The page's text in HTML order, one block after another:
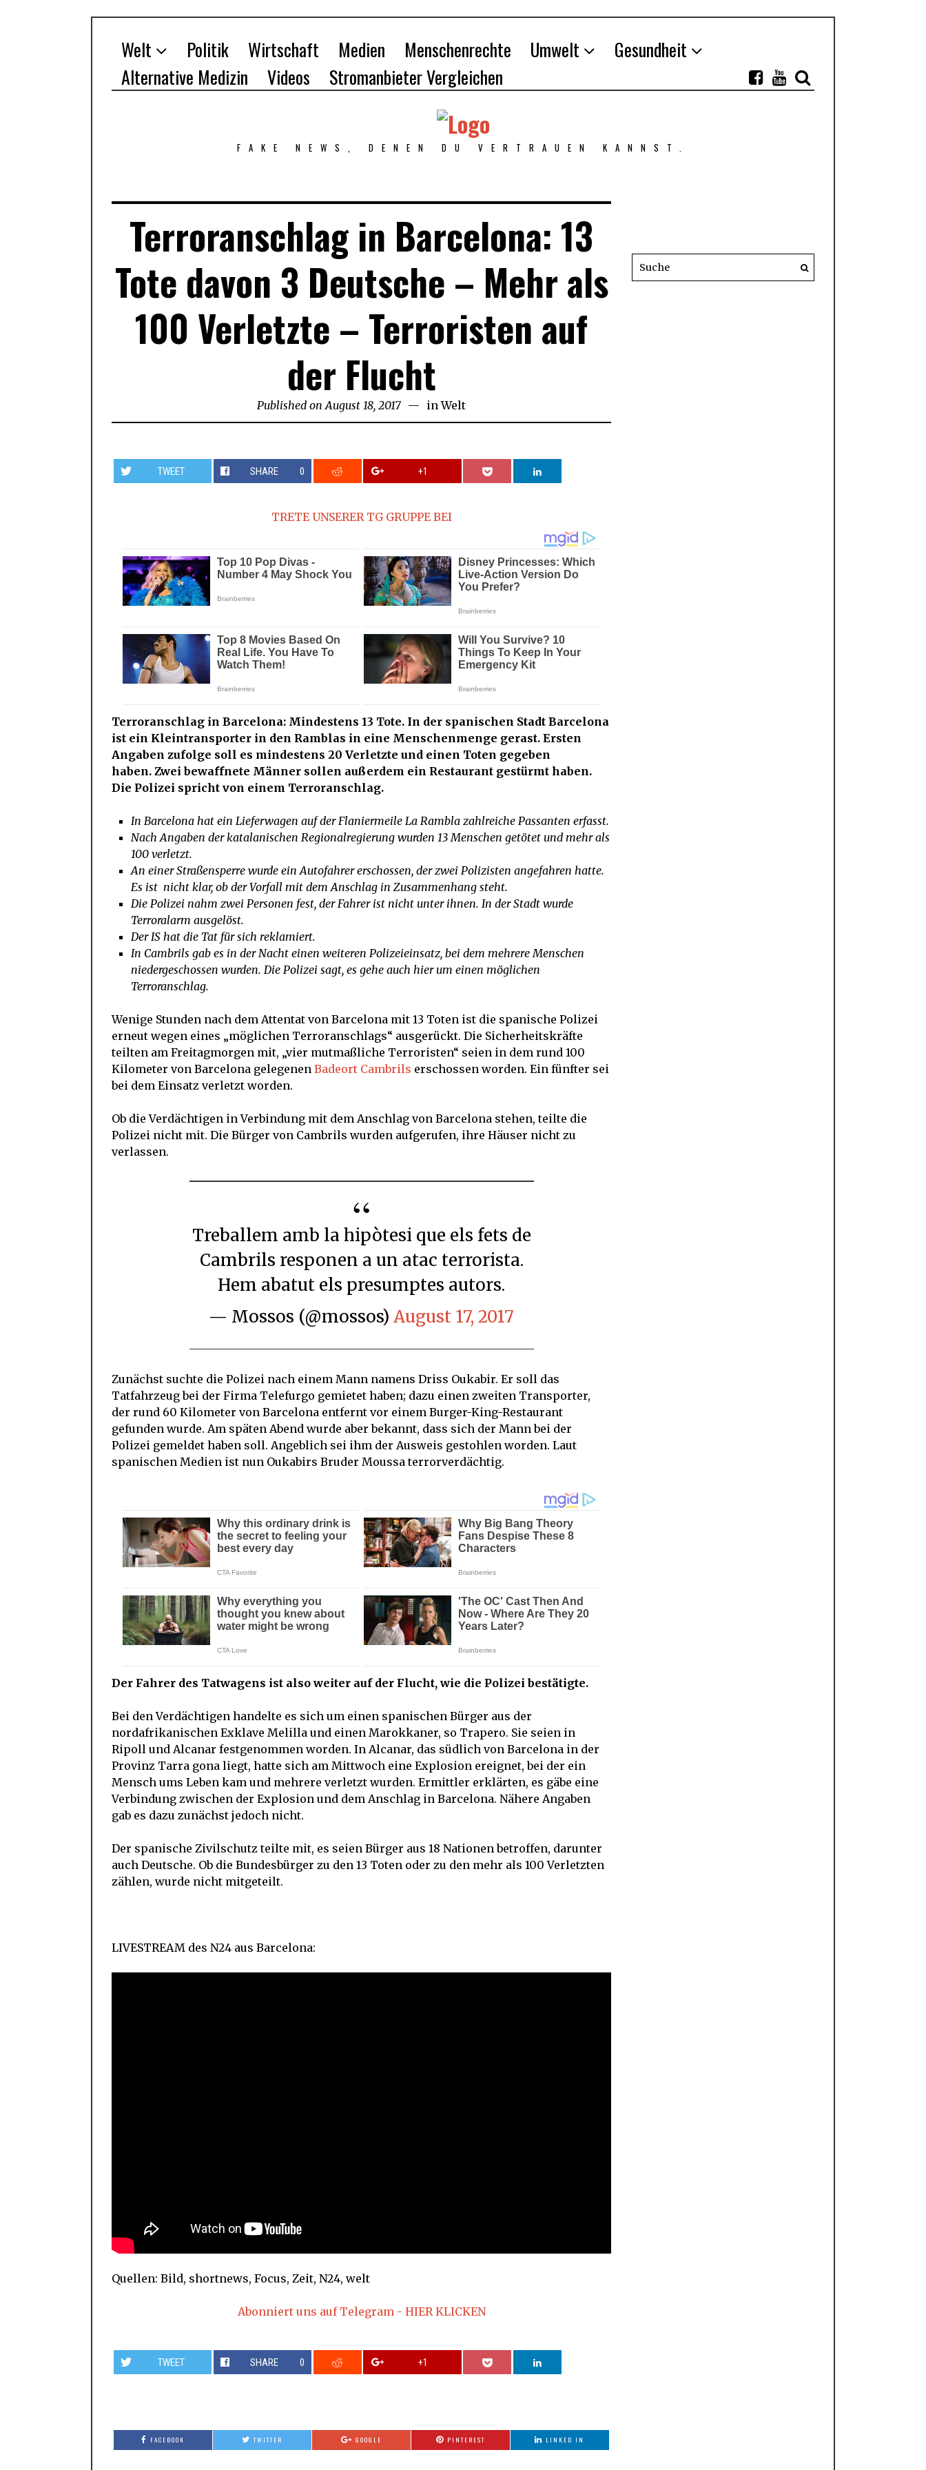
Welt Politik Wirtschaft Medien Menschenrechte Umwelt
Gesundheit
Alternative Medizin
Videos Stromanbieter Vergleichen
FAKE NEWS, DENEN DU VERTRAUEN KANNST.
Terroranschlag in Barcelona: 13
Tote davon 3 Deutsche – Mehr als
100 Verletzte – Terroristen auf
der Flucht
Published on August 18, 2017 August
18,
in Welt
TWEET SHARE 0 +1
TRETE UNSERER TG GRUPPE BEI
Terroranschlag in Barcelona: Mindestens 13 Tote. In der spanischen Stadt Barcelona
ist ein Kleintransporter in den Ramblas in eine Menschenmenge gerast. Ersten
Angaben zufolge soll es mindestens 20 Verletzte und einen Toten gegeben
haben. Zwei bewaffnete Männer sollen außerdem ein Restaurant gestürmt haben.
Die Polizei spricht von einem Terroranschlag.
In Barcelona hat ein Lieferwagen auf der Flaniermeile La Rambla zahlreiche Passanten erfasst.
Nach Angaben der katalanischen Regionalregierung wurden 13 Menschen getötet und mehr als
100 verletzt.
An einer Straßensperre wurde ein Autofahrer erschossen, der zwei Polizisten angefahren hatte.
Es ist nicht klar, ob der Vorfall mit dem Anschlag in Zusammenhang steht.
Die Polizei nahm zwei Personen fest, der Fahrer ist nicht unter ihnen. In der Stadt wurde
Terroralarm ausgelöst.
Der IS hat die Tat für sich reklamiert.
In Cambrils gab es in der Nacht einen weiteren Polizeieinsatz, bei dem mehrere Menschen
niedergeschossen wurden. Die Polizei sagt, es gehe auch hier um einen möglichen
Terroranschlag.
Wenige Stunden nach dem Attentat von Barcelona mit 13 Toten ist die spanische Polizei
erneut wegen eines „möglichen Terroranschlags“ ausgerückt. Die Sicherheitskräfte
teilten am Freitagmorgen mit, „vier mutmaßliche Terroristen“ seien in dem rund 100
Kilometer von Barcelona gelegenen Badeort Cambrils erschossen worden. Ein fünfter sei
bei dem Einsatz verletzt worden.
Ob die Verdächtigen in Verbindung mit dem Anschlag von Barcelona stehen, teilte die
Polizei nicht mit. Die Bürger von Cambrils wurden aufgerufen, ihre Häuser nicht zu
verlassen.
Treballem amb la hipòtesi que els fets de
Cambrils responen a un atac terrorista.
Hem abatut els presumptes autors.
— Mossos (@mossos) August 17, 2017
Zunächst suchte die Polizei nach einem Mann namens Driss Oukabir. Er soll das
Tatfahrzeug bei der Firma Telefurgo gemietet haben; dazu einen zweiten Transporter,
der rund 60 Kilometer von Barcelona entfernt vor einem Burger-King-Restaurant
gefunden wurde. Am späten Abend wurde aber bekannt, dass sich der Mann bei der
Polizei gemeldet haben soll. Angeblich sei ihm der Ausweis gestohlen worden. Laut
spanischen Medien ist nun Oukabirs Bruder Moussa terrorverdächtig.
Der Fahrer des Tatwagens ist also weiter auf der Flucht, wie die Polizei bestätigte.
Bei den Verdächtigen handelte es sich um einen spanischen Bürger aus der
nordafrikanischen Exklave Melilla und einen Marokkaner, so Trapero. Sie seien in
Ripoll und Alcanar festgenommen worden. In Alcanar, das südlich von Barcelona in der
Provinz Tarra gona liegt, hatte sich am Mittwoch eine Explosion ereignet, bei der ein
Mensch ums Leben kam und mehrere verletzt wurden. Ermittler erklärten, es gäbe eine
Verbindung zwischen der Explosion und dem Anschlag in Barcelona. Nähere Angaben
gab es dazu zunächst jedoch nicht.
Der spanische Zivilschutz teilte mit, es seien Bürger aus 18 Nationen betroffen, darunter
auch Deutsche. Ob die Bundesbürger zu den 13 Toten oder zu den mehr als 100 Verletzten
zählen, wurde nicht mitgeteilt.
LIVESTREAM des N24 aus Barcelona:
Quellen: Bild, shortnews, Focus, Zeit, N24, welt
Abonniert uns auf Telegram - HIER KLICKEN
TWEET SHARE 0 +1
FACEBOOK TWITTER GOOGLE PINTEREST LINKED IN